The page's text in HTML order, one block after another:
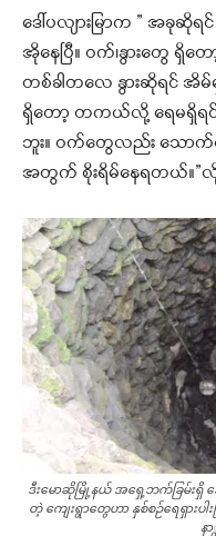
ဒေါ်ပလျားမြာက ” အခု
အိုနေပြီ။ ဝက်၊နွားတွေ
တစ်ခါတလေ နွားဆိုရင် အိ
ရှိတော့ တကယ်လို့ ရေမရှိရ
ဘူး။ ဝက်တွေလည်း သောက်
အတွက် စိုးရိမ်နေရတယ်။
ဒီးမောဆိုမြို့နယ် အရှေ့ဘက်ခြမ်းရှိ ဒ
တဲ့ ကျေးရွာတွေဟာ နှစ်စဉ်ရေရှားပ
န